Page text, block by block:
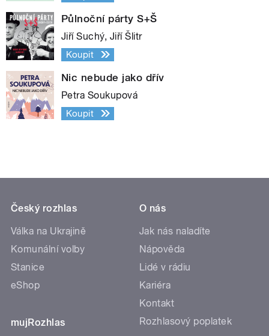
Půlnoční párty S+Š
Jiří Suchý, Jiří Šlitr
Koupit
Nic nebude jako dřív
Petra Soukupová
Koupit
Český rozhlas
Válka na Ukrajině
Komunální volby
Stanice
eShop
mujRozhlas
O nás
Jak nás naladíte
Nápověda
Lidé v rádiu
Kariéra
Kontakt
Rozhlasový poplatek